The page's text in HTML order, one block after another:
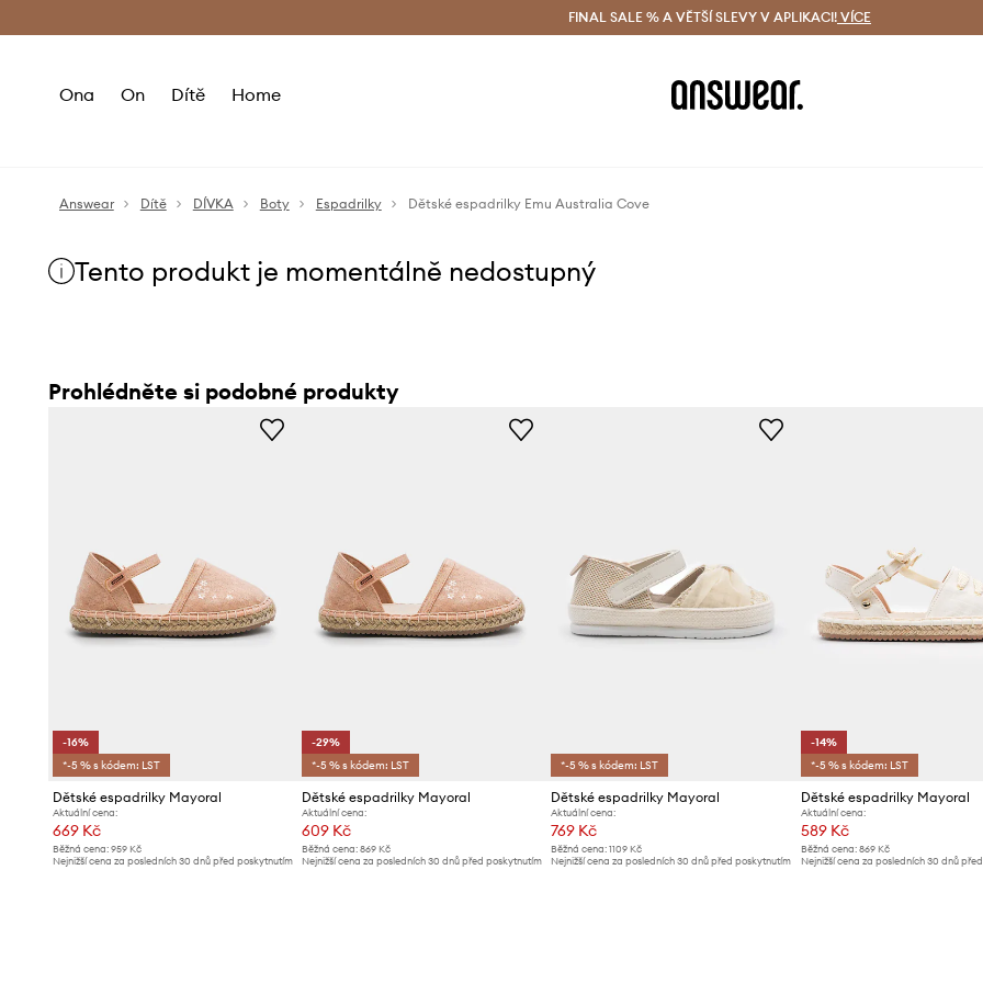
Doručení a vrácení zdarma (od 1800 Kč) Doručení i do 24 h
FINAL SALE % A VĚTŠÍ SLEVY V APLIKACI! VÍCE
Ona On Dítě Home
Answear Dítě DÍVKA Boty Espadrilky Dětské espadrilky Emu Australia Cove
Tento produkt je momentálně nedostupný
Prohlédněte si podobné produkty
-16%
*-5 % s kódem: LST
Dětské espadrilky Mayoral
Aktuální cena:
669 Kč
Běžná cena: 959 Kč
Nejnižší cena za posledních 30 dnů před poskytnutím
-29%
*-5 % s kódem: LST
Dětské espadrilky Mayoral
Aktuální cena:
609 Kč
Běžná cena:869 Kč
Nejnižší cena za posledních 30 dnů před poskytnutím
*-5 % s kódem: LST
Dětské espadrilky Mayoral
Aktuální cena:
769 Kč
Běžná cena: 1109 Kč
Nejnižší cena za posledních 30 dnů před poskytnutím
-14%
*-5 % s kódem: LST
Dětské espadrilky Mayoral
Aktuální cena:
589 Kč
Běžná cena: 869 Kč
Nejnižší cena za posledních 30 dnů